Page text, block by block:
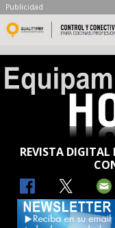
Publicidad
REVISTA DIGITAL